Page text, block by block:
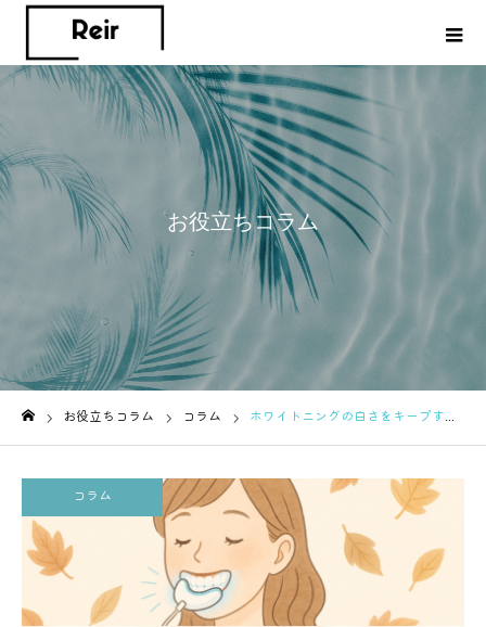
お役立ちコラム
お役立ちコラム コラム ホワイトニングの白さをキープするには？色戻りを防ぐ食事とケアのコツ
コラム